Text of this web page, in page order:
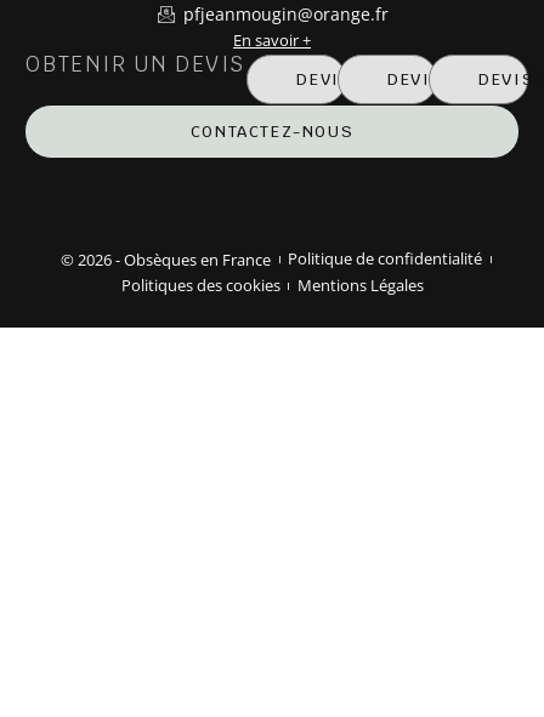
pfjeanmougin@orange.fr
En savoir +
OBTENIR UN DEVIS
DEVIS MARBRERIE
DEVIS DEVIS
CONTACTEZ-NOUS
© 2026 - Obsèques en France
Politique de confidentialité
Politiques des cookies
Mentions Légales